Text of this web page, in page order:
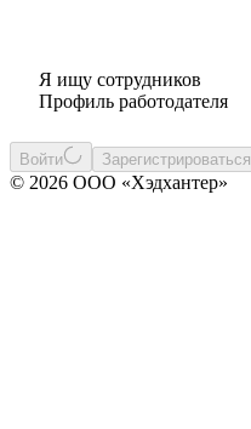
Я ищу сотрудников
Профиль работодателя
Войти Зарегистрироваться
© 2026 ООО «Хэдхантер»